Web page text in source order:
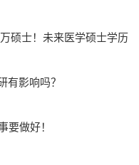
硕士！未来医学硕士学历
有影响吗？
要做好！